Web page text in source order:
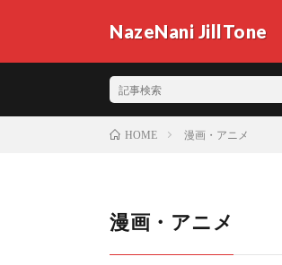
NazeNani JillTone
HOME 漫画・アニメ
漫画・アニメ